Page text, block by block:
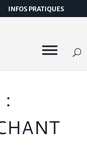
INFOS PRATIQUES
: